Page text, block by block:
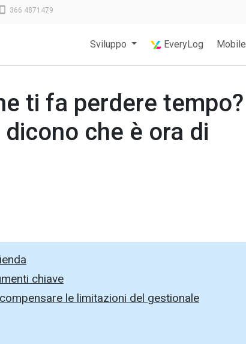
366 4871479
Sviluppo EveryLog Mobile
ti fa perdere tempo?
che è ora di
chiave
le limitazioni del gestionale